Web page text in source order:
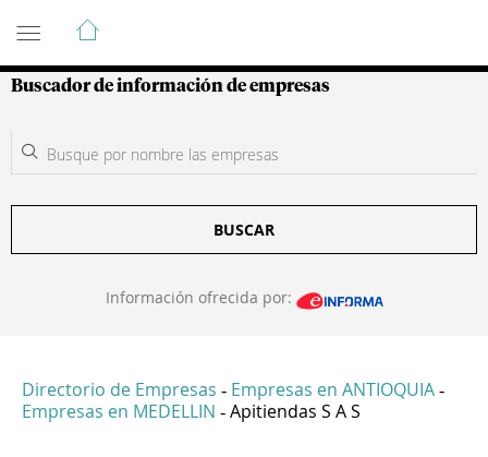
Guía de Empresas Colombianas
Buscador de información de empresas
BUSCAR
Información ofrecida por:
Directorio de Empresas - Empresas en ANTIOQUIA -
Empresas en MEDELLIN - Apitiendas S A S